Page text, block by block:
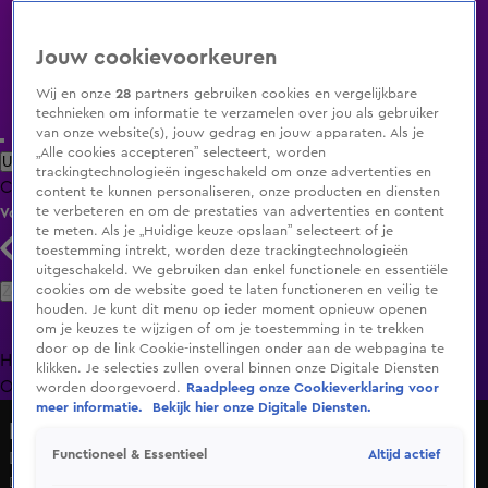
Uitzending Gemist Populaire programma's Zenders Genres
ClipsFilmsRadioSmart TV inlogShop
Volg KIJK
Zoeken
HomeUitzending Gemist Programma's De Bondgenoten
OranjezomerLivestreamsShop
Deze speler zorgde voor het begin van de Ajax-neergang
Do 19 mrt, 15:00
Jouw cookievoorkeuren
Wij en onze28 partners gebruiken cookies en vergelijkbare
technieken om informatie te verzamelen over jou als gebruiker
van onze website(s), jouw gedrag en jouw apparaten. Als je
„Alle cookies accepteren” selecteert, worden
trackingtechnologieën ingeschakeld om onze advertenties en
content te kunnen personaliseren, onze producten en diensten
te verbeteren en om de prestaties van advertenties en content
te meten. Als je „Huidige keuze opslaan” selecteert of je
toestemming intrekt, worden deze trackingtechnologieën
uitgeschakeld. We gebruiken dan enkel functionele en essentiële
cookies om de website goed te laten functioneren en veilig te
houden. Je kunt dit menu op ieder moment opnieuw openen
om je keuzes te wijzigen of om je toestemming in te trekken
door op de link Cookie-instellingen onder aan de webpagina te
klikken. Je selecties zullen overal binnen onze Digitale Diensten
worden doorgevoerd.
Raadpleeg onze Cookieverklaring voor
meer informatie.
Bekijk hier onze Digitale Diensten.
Functioneel & Essentieel Altijd actief